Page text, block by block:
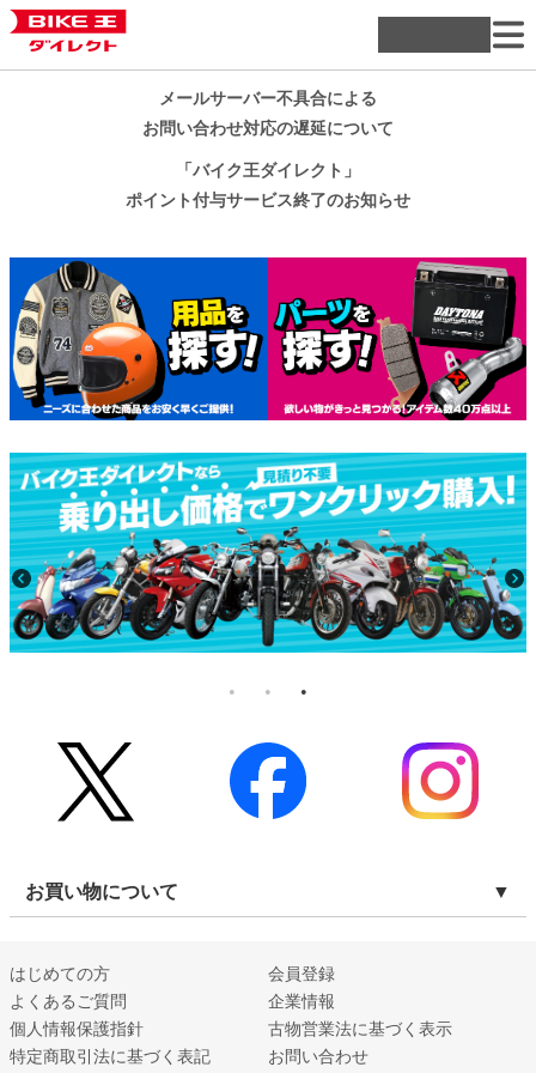
メールサーバー不具合による
お問い合わせ対応の遅延について
「バイク王ダイレクト」
ポイント付与サービス終了のお知らせ
お買い物について
はじめての方
会員登録
よくあるご質問
企業情報
個人情報保護指針
古物営業法に基づく表示
特定商取引法に基づく表記
お問い合わせ